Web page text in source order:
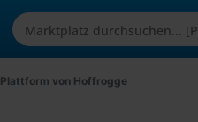
von Hoffrogge